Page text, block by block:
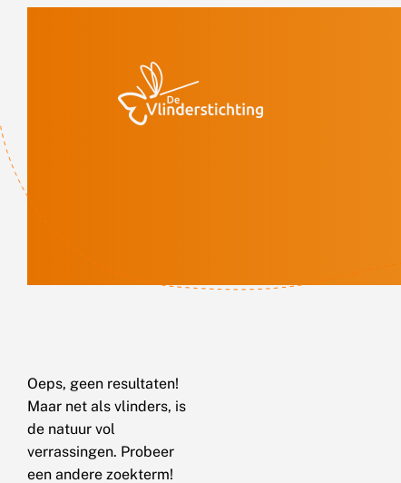
Oeps, geen resultaten!
Maar net als vlinders, is
de natuur vol
verrassingen. Probeer
een andere zoekterm!